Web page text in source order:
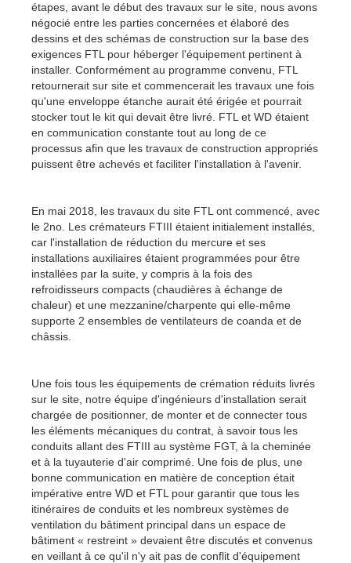
étapes, avant le début des travaux sur le site, nous avons
négocié entre les parties concernées et élaboré des
dessins et des schémas de construction sur la base des
exigences FTL pour héberger l'équipement pertinent à
installer. Conformément au programme convenu, FTL
retournerait sur site et commencerait les travaux une fois
qu'une enveloppe étanche aurait été érigée et pourrait
stocker tout le kit qui devait être livré. FTL et WD étaient
en communication constante tout au long de ce
processus afin que les travaux de construction appropriés
puissent être achevés et faciliter l'installation à l'avenir.
En mai 2018, les travaux du site FTL ont commencé, avec
le 2no. Les crémateurs FTIII étaient initialement installés,
car l'installation de réduction du mercure et ses
installations auxiliaires étaient programmées pour être
installées par la suite, y compris à la fois des
refroidisseurs compacts (chaudières à échange de
chaleur) et une mezzanine/charpente qui elle-même
supporte 2 ensembles de ventilateurs de coanda et de
châssis.
Une fois tous les équipements de crémation réduits livrés
sur le site, notre équipe d'ingénieurs d'installation serait
chargée de positionner, de monter et de connecter tous
les éléments mécaniques du contrat, à savoir tous les
conduits allant des FTIII au système FGT, à la cheminée
et à la tuyauterie d'air comprimé. Une fois de plus, une
bonne communication en matière de conception était
impérative entre WD et FTL pour garantir que tous les
itinéraires de conduits et les nombreux systèmes de
ventilation du bâtiment principal dans un espace de
bâtiment « restreint » devaient être discutés et convenus
en veillant à ce qu'il n'y ait pas de conflit d'équipement